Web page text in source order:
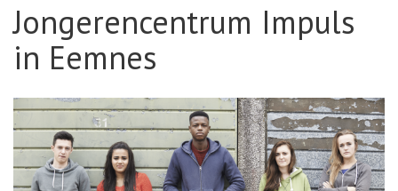
Jongerencentrum Impuls
in Eemnes